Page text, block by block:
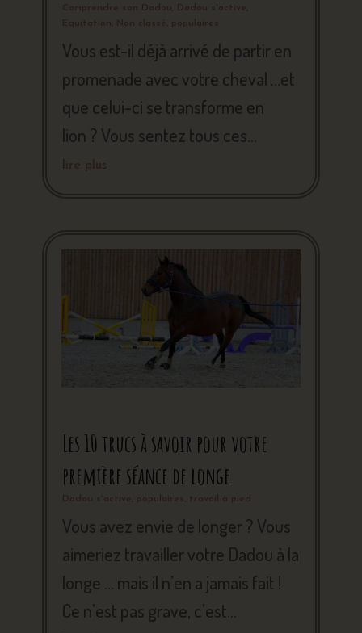
Comprendre son Dadou Dadou s'active
Equitation
Non classé populaires
Vous est-il déjà arrivé de partir en
promenade avec votre cheval …et
que celui-ci se transforme en
lion ? Vous sentez tous ces...
lire plus
Les 10 trucs à savoir pour votre
première séance de longe
Dadou s'active populaires travail à pied
Vous avez envie de longer ? Vous
aimeriez travailler votre Dadou à la
longe … mais il n’en a jamais fait !
Ce n’est pas grave, c’est...